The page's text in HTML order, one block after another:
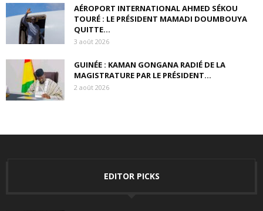
AÉROPORT INTERNATIONAL AHMED SÉKOU
TOURÉ : LE PRÉSIDENT MAMADI DOUMBOUYA
QUITTE...
3 août 2026
GUINÉE : KAMAN GONGANA RADIÉ DE LA
MAGISTRATURE PAR LE PRÉSIDENT...
2 août 2026
EDITOR PICKS